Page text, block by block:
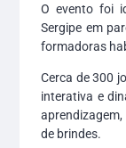
O evento foi
Sergipe em
formadoras
Cerca de 300
interativa e
de brindes.